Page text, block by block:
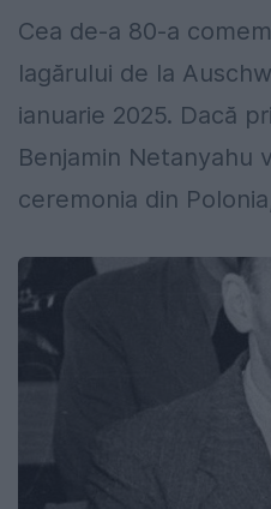
Cea de-a 80-a
lagărului de la
ianuarie 2025. Dacă
Benjamin Netanyahu
ceremonia din